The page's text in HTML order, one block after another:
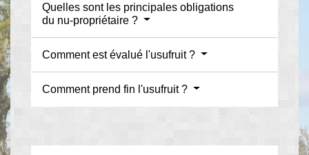
Quelles sont les principales obligations
du nu-propriétaire ?
Comment est évalué l'usufruit ?
Comment prend fin l'usufruit ?